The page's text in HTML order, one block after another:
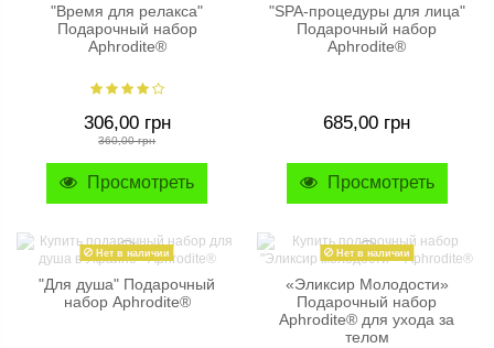
"Время для релакса"
Подарочный набор
Aphrodite®
306,00 грн
360,00 грн
Просмотреть
"SPA-процедуры для лица"
Подарочный набор
Aphrodite®
685,00 грн
Просмотреть
Нет в наличии
"Для душа" Подарочный
набор Aphrodite®
Нет в наличии
«Эликсир Молодости»
Подарочный набор
Aphrodite® для ухода за
телом